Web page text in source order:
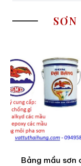
Bảng mầu sơn